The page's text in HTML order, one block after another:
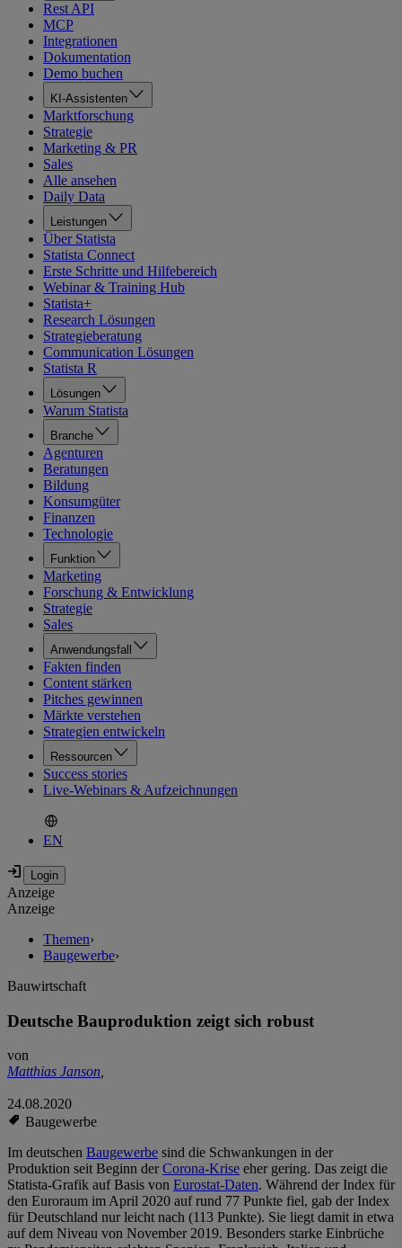
Rest API
MCP
Integrationen
Dokumentation
Demo buchen
KI-Assistenten
Marktforschung
Strategie
Marketing & PR
Sales
Alle ansehen
Daily Data
Leistungen
Über Statista
Statista Connect
Erste Schritte und Hilfebereich
Webinar & Training Hub
Statista+
Research Lösungen
Strategieberatung
Communication Lösungen
Statista R
Lösungen
Warum Statista
Branche
Agenturen
Beratungen
Bildung
Konsumgüter
Finanzen
Technologie
Funktion
Marketing
Forschung & Entwicklung
Strategie
Sales
Anwendungsfall
Fakten finden
Content stärken
Pitches gewinnen
Märkte verstehen
Strategien entwickeln
Ressourcen
Success stories
Live-Webinars & Aufzeichnungen
EN
Anzeige
Anzeige
Themen›
Baugewerbe›
Bauwirtschaft
Deutsche Bauproduktion zeigt sich robust
von
Matthias Janson,
24.08.2020
Baugewerbe
Im deutschen Baugewerbe sind die Schwankungen in der
Produktion seit Beginn derCorona-Krise eher gering. Das zeigt die
Statista-Grafik auf Basis von Eurostat-Daten. Während der Index für
den Euroraum im April 2020 auf rund 77 Punkte fiel, gab der Index
für Deutschland nur leicht nach (113 Punkte). Sie liegt damit in etwa
auf dem Niveau von November 2019. Besonders starke Einbrüche